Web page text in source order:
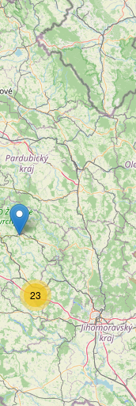
23